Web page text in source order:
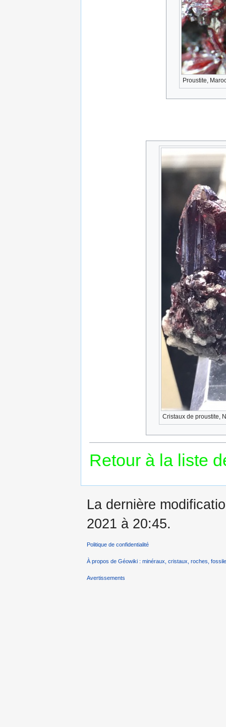
Proustite,
Cristaux de proustite,
Retour à la liste
La dernière
2021 à 20:45.
Politique de confidentialité
À propos de Géowiki : minéraux, cristaux, roches,
Avertissements